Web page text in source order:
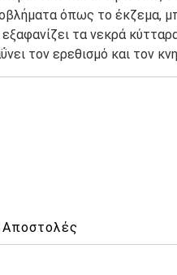
όπως το έκζεμα,
τα νεκρά
τον ερεθισμό και τον
Αποστολές